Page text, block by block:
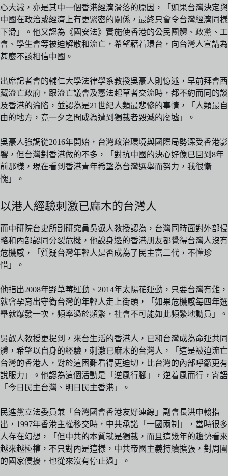
心大減，亦是其中一個香港經濟滑落的原因，「如果台灣決定與
中國在政治或經濟上有更緊密的關係，最終只會令台灣經濟同樣
下滑」。他又認為《國安法》實施使香港的公民團體、政黨、工
會、學生會等被迫解散和流亡，希望藉着環台，向台灣人宣講為
甚麼不該相信中國。
出席記者會的輔仁大學法律學系教授吳豪人則憶述，早前拜會西
藏流亡政府，跟流亡議會及憲法起草者交流時，都不約而同的談
及香港的淪陷，並認為是21世紀人類最悲慘的事情，「人類最自
由的地方，竟一夕之間成為遭到獨裁者毀滅的廢墟」。
吳豪人強調從2016年開始，台灣政治環境與國際局勢深受香港影
響，但台灣對香港做的不多，「對抗中國的決心好像已回到8年
前那樣，現在看到香港青年希望為台灣選舉而努力，我很慚
愧」。
以港人經驗刺激已麻木的台灣人
而中研院台史所副研究員吳叡人教授認為，台灣同時面對外部侵
略和內部認同分裂危機，他說身邊的香港朋友都覺得台灣人沒有
危機感，「質疑台灣年輕人是否成為了民主富二代，不懂珍
惜」。
他指出2008年野草莓運動、2014年太陽花運動，只要台灣有難，
就會孕育出守衛台灣的年輕人走上街頭，「如果危機感每四年選
舉就爆發一次，頻率過於頻繁，社會不可能如此頻繁地動員」。
吳叡人教授更提到，來台生活的香港人，已和台灣成為命運共同
體，希望以自身的經驗，刺激已麻木的台灣人，「這是被迫流亡
台灣的香港人，對於這困難看得更迫切，比台灣的內部呼籲更有
說服力」。他認為這個活動是「逆風行腳」，逆着風而行，寄語
「今日民主台灣、明日民主香港」。
民進黨立法委員兼「台灣國會香港友好連線」副會長洪申翰指
出，1997年香港主權移交時，中共承諾「一國兩制」，當時很多
人存在幻想，「但中共的本質就是獨裁，而且這幾年的趨勢看來
越來越極權，不只對內是這樣，中共帝國主義持續擴張，對周圍
的國家侵擾，也從來沒有停止過」。